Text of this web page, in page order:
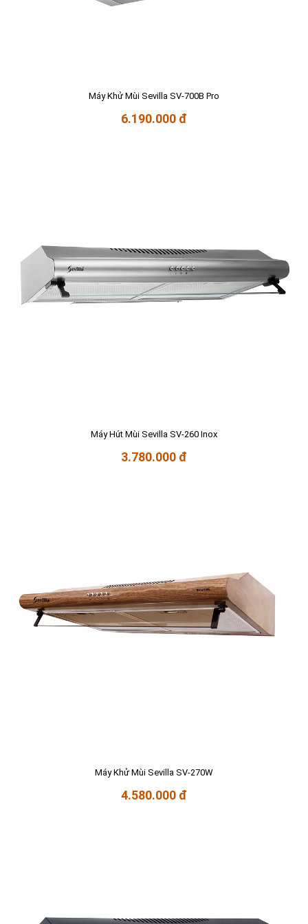
Máy Khử Mùi Sevilla SV-700B Pro
6.190.000 đ
Máy Hút Mùi Sevilla SV-260 Inox
3.780.000 đ
Máy Khử Mùi Sevilla SV-270W
4.580.000 đ